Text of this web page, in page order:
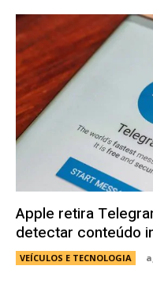
Apple retira
detectar conteúdo
VEÍCULOS E TECNOLOGIA